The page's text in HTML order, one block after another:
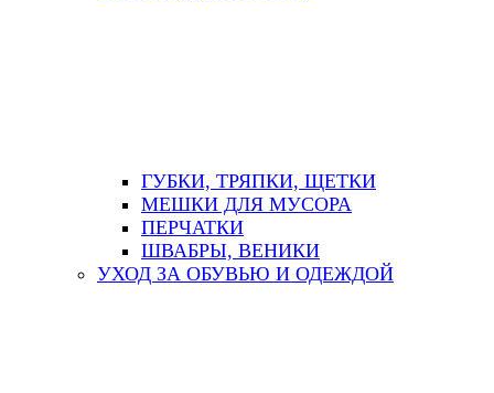
ГУБКИ, ТРЯПКИ, ЩЕТКИ
МЕШКИ ДЛЯ МУСОРА
ПЕРЧАТКИ
ШВАБРЫ, ВЕНИКИ
УХОД ЗА ОБУВЬЮ И ОДЕЖДОЙ